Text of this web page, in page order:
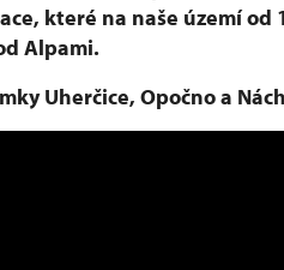
které na naše území od
Alpami.
Uherčice, Opočno a